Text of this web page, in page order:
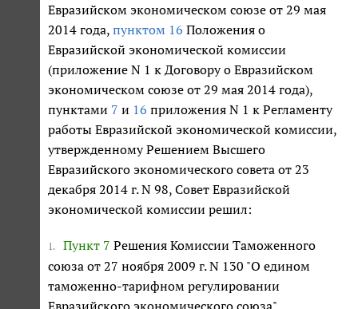
Евразийском экономическом союзе от 29 мая
2014 года, пунктом 16 Положения о
Евразийской экономической комиссии
(приложение N 1 к Договору о Евразийском
экономическом союзе от 29 мая 2014 года),
пунктами 7 и 16 приложения N 1 к Регламенту
работы Евразийской экономической комиссии,
утвержденному Решением Высшего
Евразийского экономического совета от 23
декабря 2014 г. N 98, Совет Евразийской
экономической комиссии решил:
1. Пункт 7 Решения Комиссии Таможенного
союза от 27 ноября 2009 г. N 130 "О едином
таможенно-тарифном регулировании
Евразийского экономического союза"